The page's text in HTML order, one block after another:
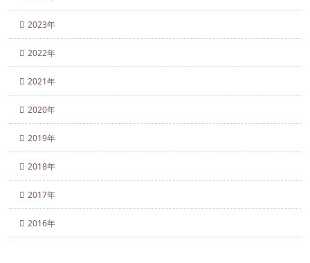
2023年
2022年
2021年
2020年
2019年
2018年
2017年
2016年